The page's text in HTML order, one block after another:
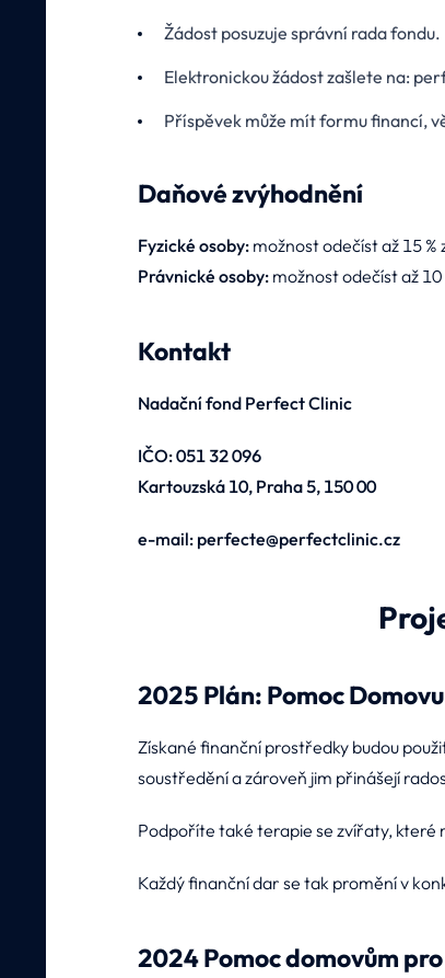
Žádost posuzuje správní rada fondu.
Elektronickou žádost zašlete na:
Příspěvek může mít formu financí,
Daňové zvýhodnění
Fyzické osoby: možnost odečíst až 15
Právnické osoby: možnost odečíst až
Kontakt
Nadační fond Perfect Clinic
IČO: 051 32 096
Kartouzská 10, Praha 5, 150 00
e-mail: perfecte@perfectclinic.cz
2025 Plán: Pomoc
Získané finanční prostředky budou
soustředění a zároveň jim přinášejí
Podpoříte také terapie se zvířaty, které
Každý finanční dar se tak promění v
2024 Pomoc domovům